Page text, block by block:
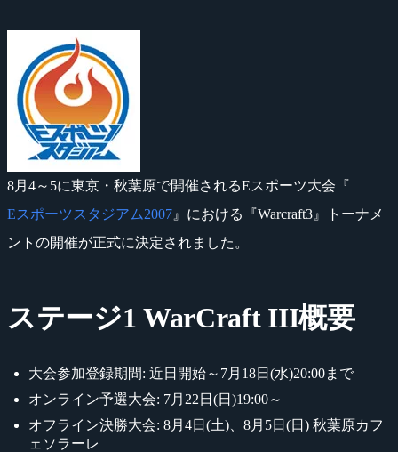
8月4～5に東京・秋葉原で開催されるEスポーツ大会『
Eスポーツスタジアム2007 』における『Warcraft3』トーナメ
ントの開催が正式に決定されました。
ステージ1 WarCraft III概要
大会参加登録期間: 近日開始～7月18日(水)20:00まで
オンライン予選大会: 7月22日(日)19:00～
オフライン決勝大会: 8月4日(土)、8月5日(日) 秋葉原カフ
ェソラーレ